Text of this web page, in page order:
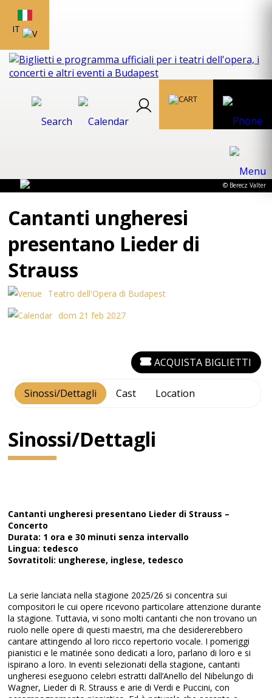
IT
© Berecz Valter
Cantanti ungheresi
presentano Lieder di
Strauss
Teatro dell'Opera di Budapest
dom 21 feb 2027
Sinossi/Dettagli Cast Location
ACQUISTA BIGLIETTI
Sinossi/Dettagli
Cantanti ungheresi presentano Lieder di Strauss –
Concerto
Durata: 1 ora e 30 minuti senza intervallo
Lingua: tedesco
Sovratitoli: ungherese, inglese, tedesco
La serie lanciata nella stagione 2025/26 si concentra sui
compositori le cui opere ricevono particolare attenzione durante
la stagione. Tuttavia, vi sono molti cantanti che non trovano un
ruolo nelle opere di questi maestri, ma che desidererebbero
cantare attingendo al loro ricco repertorio vocale. I pomeriggi
pianistici e le matinée sono dedicati a loro, parlano di loro e si
ispirano a loro. In eventi selezionati della stagione, cantanti
ungheresi eseguono celebri estratti dall’Anello del Nibelungo di
Wagner, Lieder di R. Strauss e arie di Verdi e Puccini, con